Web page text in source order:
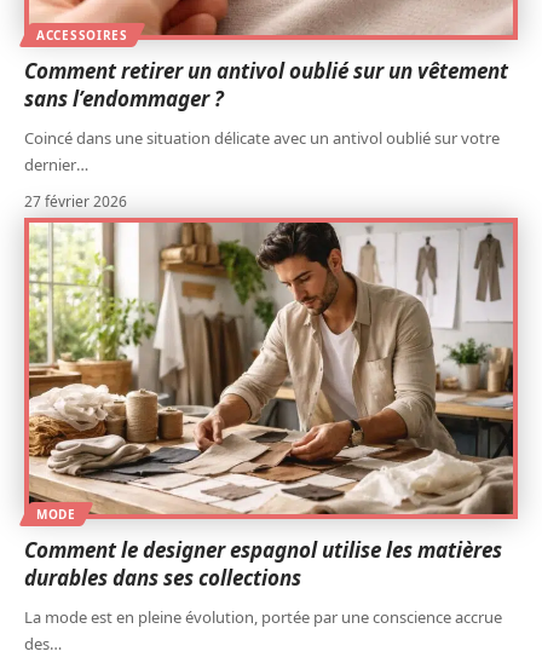
ACCESSOIRES
Comment retirer un antivol oublié sur un vêtement
sans l’endommager ?
Coincé dans une situation délicate avec un antivol oublié sur votre
dernier…
27 février 2026
MODE
Comment le designer espagnol utilise les matières
durables dans ses collections
La mode est en pleine évolution, portée par une conscience accrue
des…